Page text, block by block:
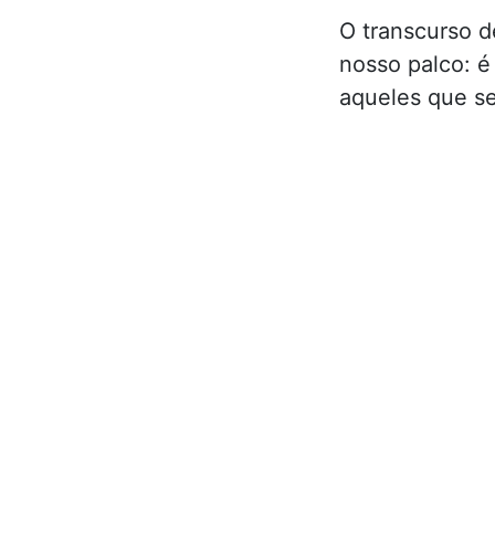
O transcurso
nosso palco:
aqueles que